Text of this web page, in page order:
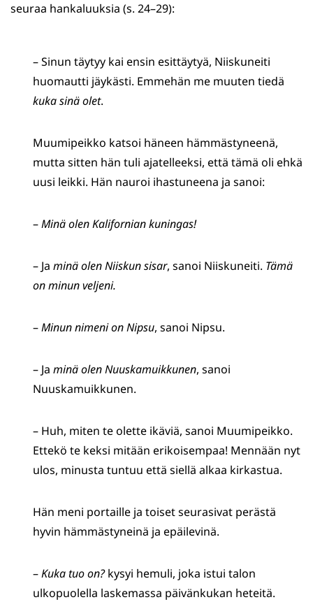
seuraa hankaluuksia (s. 24–29):
– Sinun täytyy kai ensin esittäytyä, Niiskuneiti
huomautti jäykästi. Emmehän me muuten tiedä
kuka sinä olet.
Muumipeikko katsoi häneen hämmästyneenä,
mutta sitten hän tuli ajatelleeksi, että tämä oli ehkä
uusi leikki. Hän nauroi ihastuneena ja sanoi:
–Minä olen Kalifornian kuningas!
– Ja minä olen Niiskun sisar, sanoi Niiskuneiti. Tämä
on minun veljeni.
–Minun nimeni on Nipsu, sanoi Nipsu.
– Ja minä olen Nuuskamuikkunen, sanoi
Nuuskamuikkunen.
– Huh, miten te olette ikäviä, sanoi Muumipeikko.
Ettekö te keksi mitään erikoisempaa! Mennään nyt
ulos, minusta tuntuu että siellä alkaa kirkastua.
Hän meni portaille ja toiset seurasivat perästä
hyvin hämmästyneinä ja epäilevinä.
–Kuka tuo on?kysyi hemuli, joka istui talon
ulkopuolella laskemassa päivänkukan heteitä.